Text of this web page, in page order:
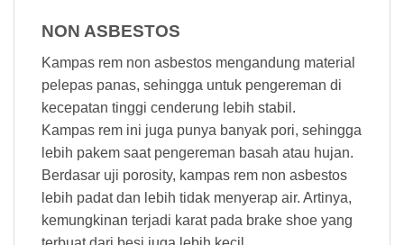
NON ASBESTOS
Kampas rem non asbestos mengandung material
pelepas panas, sehingga untuk pengereman di
kecepatan tinggi cenderung lebih stabil.
Kampas rem ini juga punya banyak pori, sehingga
lebih pakem saat pengereman basah atau hujan.
Berdasar uji porosity, kampas rem non asbestos
lebih padat dan lebih tidak menyerap air. Artinya,
kemungkinan terjadi karat pada brake shoe yang